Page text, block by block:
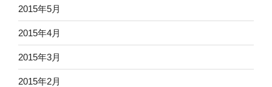
2015年5月
2015年4月
2015年3月
2015年2月